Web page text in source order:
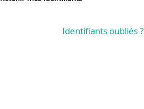
Identifiants oubliés ?